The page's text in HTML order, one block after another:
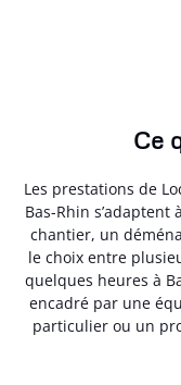
Ce
Les prestations de
Bas-Rhin
chantier, un
le choix entre
quelques heures à
encadré par une
particulier ou un